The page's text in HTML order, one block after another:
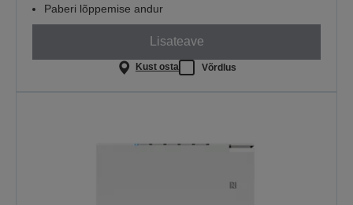
Paberi lõppemise andur
Lisateave
Kust osta Võrdlus